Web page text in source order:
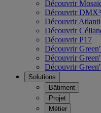
Découvrir
Découvrir DMX³
Découvrir
Découvrir
Découvrir P17
Découvrir
Découvrir
Découvrir
Solutions
Bâtiment
Projet
Métier